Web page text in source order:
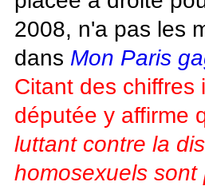
2008, n'a pas les
dans Mon Paris
Citant des chiffres
députée y affirme
luttant contre la
homosexuels sont